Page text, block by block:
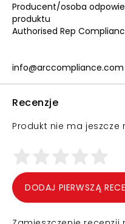
Producent/osoba
produktu
Authorised Rep
info@arccompliance.com
Recenzje
Produkt nie ma jeszcze
DODAJ PIERWSZĄ